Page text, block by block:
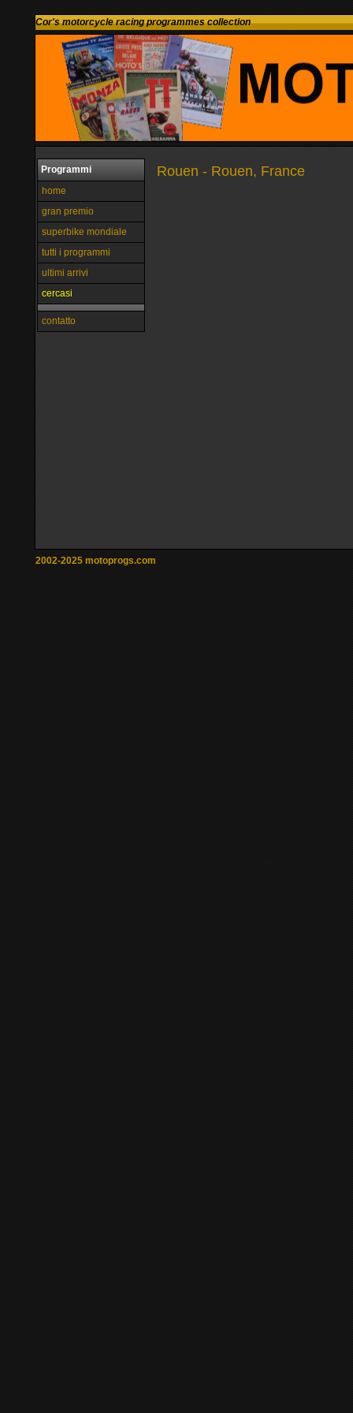
Cor's motorcycle racing programmes collection
Programmi
home
gran premio
superbike mondiale
tutti i programmi
ultimi arrivi
cercasi
contatto
Rouen - Rouen, France
2002-2025 motoprogs.com